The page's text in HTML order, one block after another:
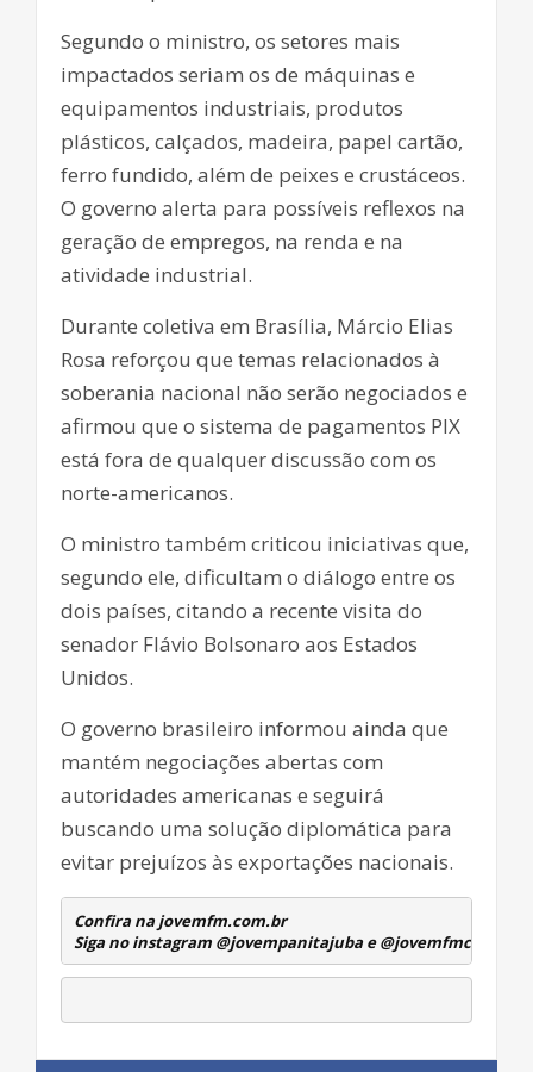
Segundo o ministro, os setores mais
impactados seriam os de máquinas e
equipamentos industriais, produtos
plásticos, calçados, madeira, papel cartão,
ferro fundido, além de peixes e crustáceos.
O governo alerta para possíveis reflexos na
geração de empregos, na renda e na
atividade industrial.
Durante coletiva em Brasília, Márcio Elias
Rosa reforçou que temas relacionados à
soberania nacional não serão negociados e
afirmou que o sistema de pagamentos PIX
está fora de qualquer discussão com os
norte-americanos.
O ministro também criticou iniciativas que,
segundo ele, dificultam o diálogo entre os
dois países, citando a recente visita do
senador Flávio Bolsonaro aos Estados
Unidos.
O governo brasileiro informou ainda que
mantém negociações abertas com
autoridades americanas e seguirá
buscando uma solução diplomática para
evitar prejuízos às exportações nacionais.
Confira na jovemfm.com.br
Siga no instagram @jovempanitajuba e